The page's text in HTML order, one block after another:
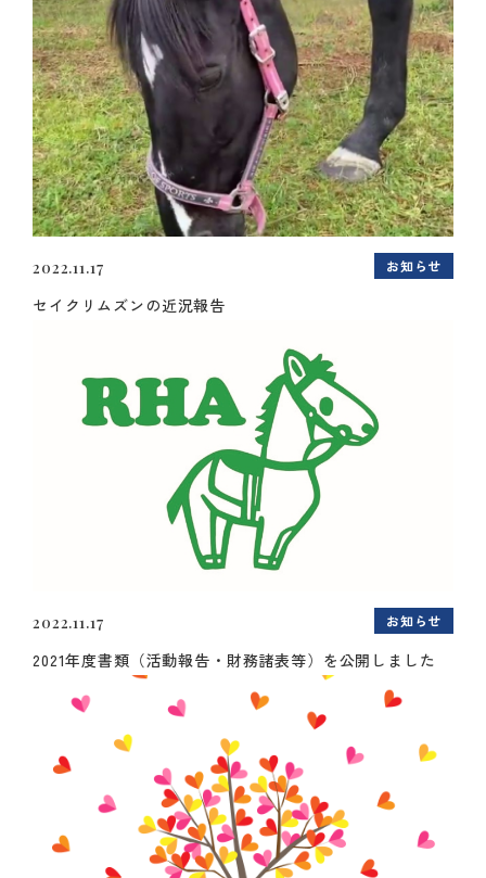
2022.11.17 お知らせ
セイクリムズンの近況報告
2022.11.17 お知らせ
2021年度書類（活動報告・財務諸表等）を公開しました